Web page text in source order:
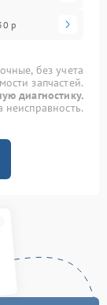
р
без учета
запчастей.
диагностику.